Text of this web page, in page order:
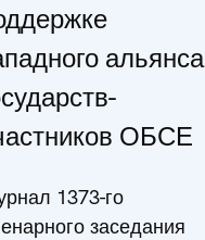
альянса
ОБСЕ
1373-го
заседания